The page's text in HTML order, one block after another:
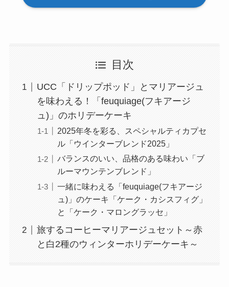
目次
UCC「ドリップポッド」とマリアージュ
を味わえる！「feuquiage(フキアージ
ュ)」のホリデーケーキ
2025年冬を彩る、スペシャルティカプセ
ル「ウインターブレンド2025」
バランスのいい、品格のある味わい「ブ
ルーマウンテンブレンド」
一緒に味わえる「feuquiage(フキアージ
ュ)」のケーキ「ケーク・カシスフィグ」
と「ケーク・マロングラッセ」
旅するコーヒーマリアージュセット～赤
と白2種のウィンターホリデーケーキ～